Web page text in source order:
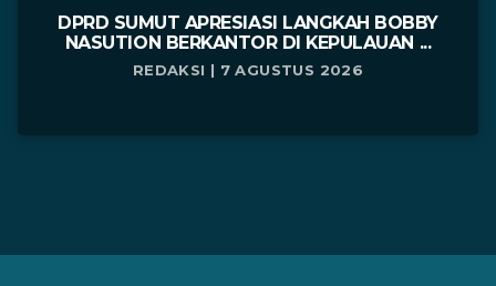
DPRD SUMUT APRESIASI LANGKAH BOBBY
NASUTION BERKANTOR DI KEPULAUAN ...
REDAKSI | 7 AGUSTUS 2026